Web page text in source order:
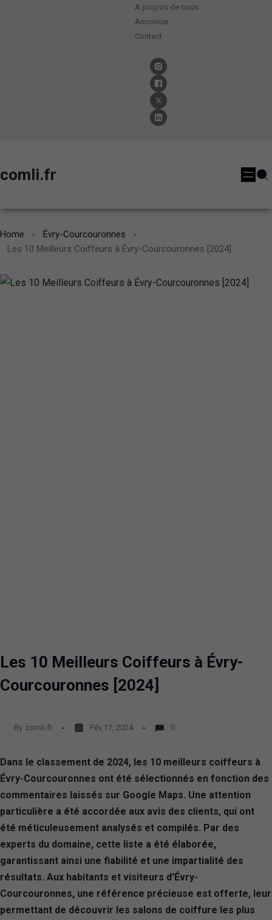
A propos de nous
Annoncer
Contact
comli.fr
Home
Évry-Courcouronnes
Les 10 Meilleurs Coiffeurs à Évry-Courcouronnes [2024]
Les 10 Meilleurs Coiffeurs à Évry-
Courcouronnes [2024]
By comli.fr Fév 17, 2024 0
Dans le classement de 2024, les 10 meilleurs coiffeurs à
Évry-Courcouronnes ont été sélectionnés en fonction des
commentaires laissés sur Google Maps. Une attention
particulière a été accordée aux avis des clients, qui ont
été méticuleusement analysés et compilés. Par des
experts du domaine, cette liste a été élaborée,
garantissant ainsi une fiabilité et une impartialité des
résultats. Aux habitants et visiteurs d’Évry-
Courcouronnes, une référence précieuse est offerte, leur
permettant de découvrir les salons de coiffure les plus